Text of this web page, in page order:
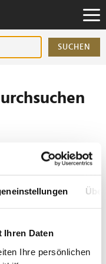
Ihren Daten
Ihre persönlichen
SUCHEN
TikTok, Google